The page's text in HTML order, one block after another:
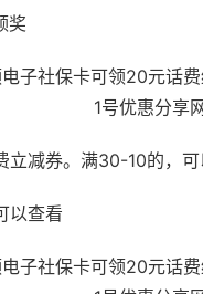
奖
立减券。满30-10的，
以查看